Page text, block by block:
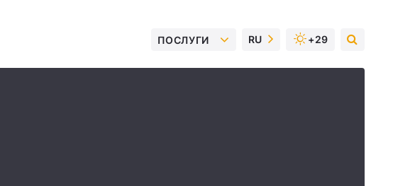
ПОСЛУГИ RU +29